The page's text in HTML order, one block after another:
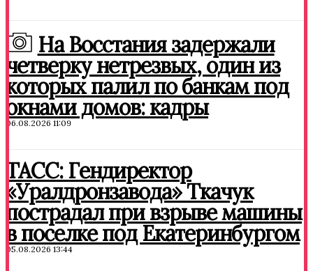
На Восстания задержали
четверку нетрезвых, один из
которых палил по банкам под
окнами домов: кадры
06.08.2026 11:09
ТАСС: Гендиректор
«Уралдронзавода» Ткачук
пострадал при взрыве машины
в поселке под Екатеринбургом
05.08.2026 13:44